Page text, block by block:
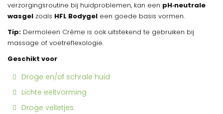
verzorgingsroutine bij huidproblemen, kan een pH‑neutrale
wasgel zoals HFL Bodygel een goede basis vormen.
Tip: Dermoleen Crème is ook uitstekend te gebruiken bij
massage of voetreflexologie.
Geschikt voor
Droge en/of schrale huid
Lichte eeltvorming
Droge velletjes